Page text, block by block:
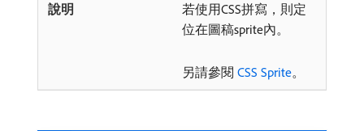
若使用CSS拼寫，則定
位在圖稿sprite內。
另請參閱 CSS Sprite。